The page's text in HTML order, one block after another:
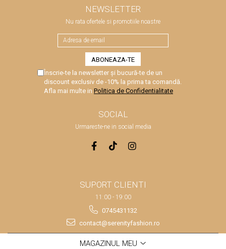
NEWSLETTER
Nu rata ofertele si promotiile noastre
Înscrie-te la newsletter și bucură-te de un
discount exclusiv de -10% la prima ta comandă.
Afla mai multe in Politica de Confidentialitate
SOCIAL
Urmareste-ne in social media
SUPORT CLIENTI
11:00 - 19:00
0745431132
contact@serenityfashion.ro
MAGAZINUL MEU